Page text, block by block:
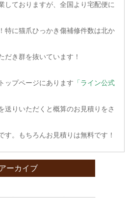
しておりますが、全国より宅配便に
特に猫爪ひっかき傷補修件数は北か
だき群を抜いています！
ップページにあります 「ライン公式
送りいただくと概算のお見積りをさ
す。もちろんお見積りは無料です！
ーカイブ